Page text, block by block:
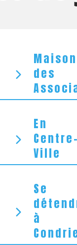
Maison
des
En
Centre-
Ville
Se
à